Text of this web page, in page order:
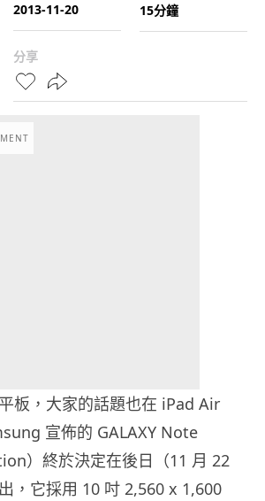
2013-11-20
15分鐘
分享
板，大家的話題也在 iPad Air
宣佈的 GALAXY Note
）終於決定在後日（11 月 22
，它採用 10 吋 2,560 x 1,600